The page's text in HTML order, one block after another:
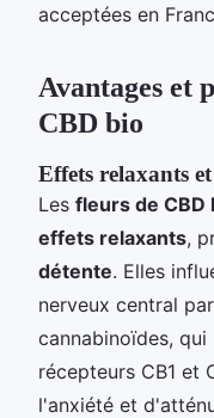
acceptées en
Avantages et
CBD bio
Effets relaxants
Les fleurs de CBD
effets relaxants,
détente. Elles
nerveux central
cannabinoïdes,
récepteurs CB1 et
l'anxiété et